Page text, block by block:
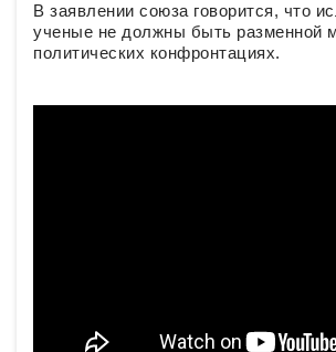
В заявлении союза говорится, что
ученые не должны быть разменной
политических конфронтациях.